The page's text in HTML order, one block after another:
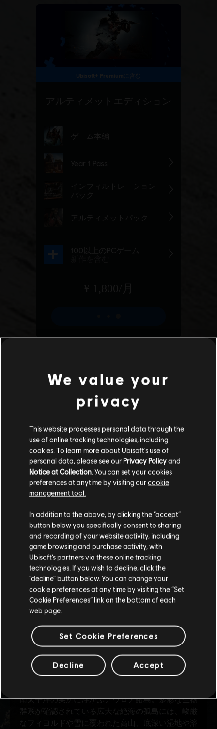
判断されています。
購入はお住いの国のストアで可能です。
現在のストアで続ける
お住いの国のストアに変更する
We value your
privacy
This website processes personal data through the
use of online tracking technologies, including
cookies. To learn more about Ubisoft's use of
personal data, please see our Privacy Policyand
Notice at Collection . You can set your cookies
preferences at anytime by visiting ourcookie
management tool.
In addition to the above, by clicking the “accept”
button below you specifically consent to sharing
and recording of your website activity, including
game browsing and purchase activity, with
Ubisoft’s partners via these online tracking
technologies. If you wish to decline, click the
“decline” button below. You can change your
cookie preferences at any time by visiting the “Set
Cookie Preferences” link on the bottom of each
web page.
Set Cookie Preferences
Decline Accept